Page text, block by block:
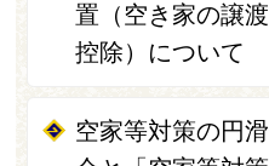
置（空き家の譲
控除）について
空家等対策の円